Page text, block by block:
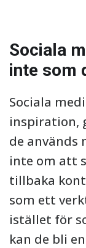
Sociala
inte som
Sociala
inspiration,
de används
inte om att
tillbaka
som ett
istället för
kan de bli